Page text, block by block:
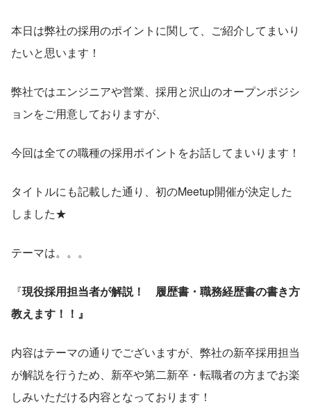
本日は弊社の採用のポイントに関して、ご紹介してまいり
たいと思います！
弊社ではエンジニアや営業、採用と沢山のオープンポジシ
ョンをご用意しておりますが、
今回は全ての職種の採用ポイントをお話してまいります！
タイトルにも記載した通り、初のMeetup開催が決定した
しました★
テーマは。。。
『現役採用担当者が解説！　履歴書・職務経歴書の書き方
教えます！！』
内容はテーマの通りでございますが、弊社の新卒採用担当
が解説を行うため、新卒や第二新卒・転職者の方までお楽
しみいただける内容となっております！